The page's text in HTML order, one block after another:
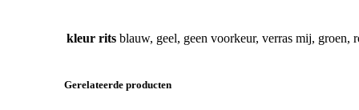
kleur rits blauw, geel, geen voorkeur, verras mij, groen,
Gerelateerde producten